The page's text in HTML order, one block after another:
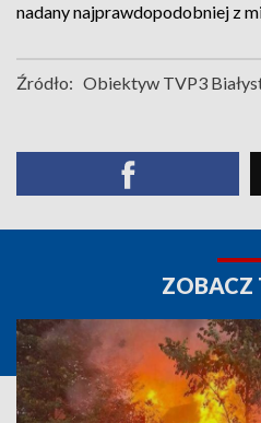
nadany najprawdopodobniej z
Źródło: Obiektyw TVP3
ZOBACZ